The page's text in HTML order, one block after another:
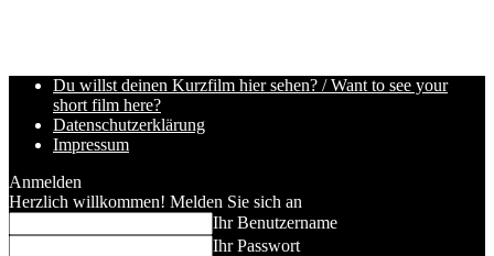
Du willst deinen Kurzfilm hier sehen? / Want to see your
short film here?
Datenschutzerklärung
Impressum
Anmelden
Herzlich willkommen! Melden Sie sich an
Ihr Benutzername
Ihr Passwort